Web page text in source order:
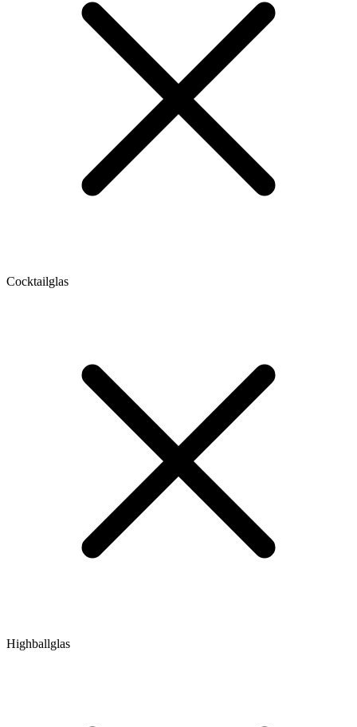
Cocktailglas
Highballglas